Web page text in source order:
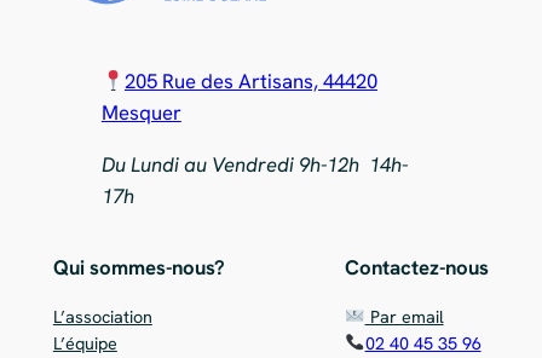
205 Rue des Artisans, 44420
Mesquer
Du Lundi au Vendredi 9h-12h 14h-
17h
Qui sommes-nous?
L’association
L’équipe
Contactez-nous
Par email
02 40 45 35 96